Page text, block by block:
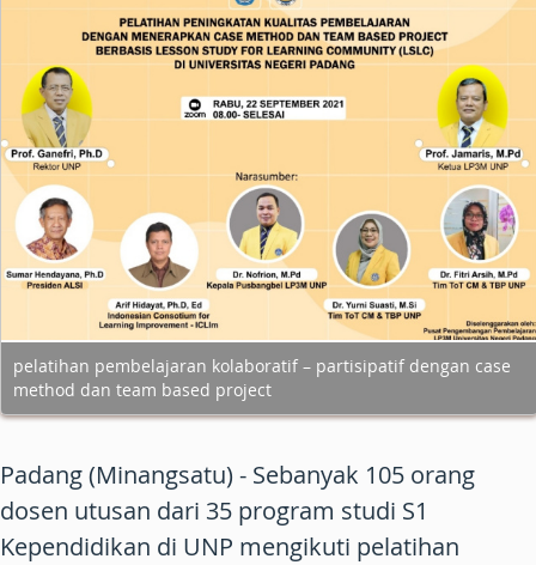
pelatihan pembelajaran kolaboratif – partisipatif dengan case
method dan team based project
Padang (Minangsatu) - Sebanyak 105 orang
dosen utusan dari 35 program studi S1
Kependidikan di UNP mengikuti pelatihan